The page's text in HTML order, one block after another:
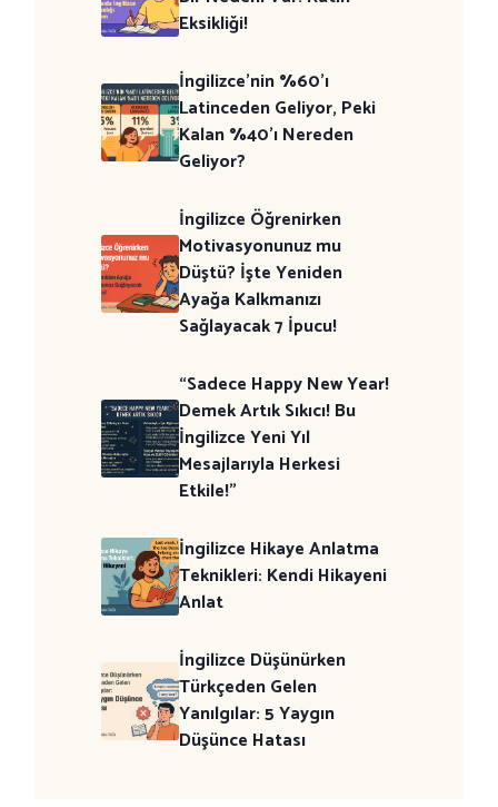
Eksikliği!
İngilizce’nin %60’ı
Latinceden Geliyor, Peki
Kalan %40’ı Nereden
Geliyor?
İngilizce Öğrenirken
Motivasyonunuz mu
Düştü? İşte Yeniden
Ayağa Kalkmanızı
Sağlayacak 7 İpucu!
“Sadece Happy New Year!
Demek Artık Sıkıcı! Bu
İngilizce Yeni Yıl
Mesajlarıyla Herkesi
Etkile!”
İngilizce Hikaye Anlatma
Teknikleri: Kendi Hikayeni
Anlat
İngilizce Düşünürken
Türkçeden Gelen
Yanılgılar: 5 Yaygın
Düşünce Hatası